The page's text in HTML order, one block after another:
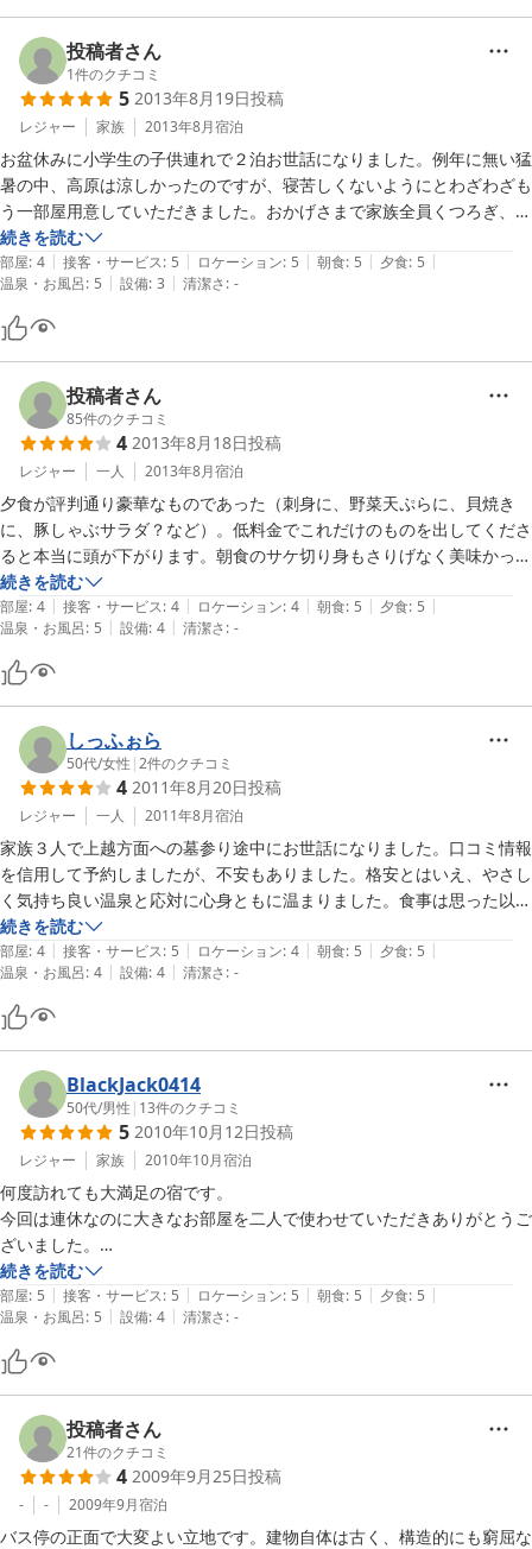
投稿者さん
1件のクチコミ
5 2013年8月19日投稿
レジャー 家族 2013年8月宿泊
お盆休みに小学生の子供連れで２泊お世話になりました。例年に無い猛
暑の中、高原は涼しかったのですが、寝苦しくないようにとわざわざも
う一部屋用意していただきました。おかげさまで家族全員くつろぎ、食
事も大変おいしくいただきました。
良い夏休みの思い出が作れました。ありがとうございました。
続きを読む
部屋: 4 | 接客・サービス: 5 | ロケーション: 5 | 朝食: 5 | 夕食: 5 |
温泉・お風呂: 5 | 設備: 3 | 清潔さ: -
投稿者さん
85件のクチコミ
4 2013年8月18日投稿
レジャー 一人 2013年8月宿泊
夕食が評判通り豪華なものであった（刺身に、野菜天ぷらに、貝焼き
に、豚しゃぶサラダ？など）。低料金でこれだけのものを出してくださ
ると本当に頭が下がります。朝食のサケ切り身もさりげなく美味かっ
た。ただ、椅子がパイプ椅子というのだけはいただけない思いだった。
続きを読む
部屋: 4 | 接客・サービス: 4 | ロケーション: 4 | 朝食: 5 | 夕食: 5 |
温泉・お風呂: 5 | 設備: 4 | 清潔さ: -
しっふぉら
50代/女性 |2件のクチコミ
4 2011年8月20日投稿
レジャー 一人 2011年8月宿泊
家族３人で上越方面への墓参り途中にお世話になりました。口コミ情報
を信用して予約しましたが、不安もありました。格安とはいえ、やさし
く気持ち良い温泉と応対に心身ともに温まりました。食事は思った以上
に良かったですし、薄めの味付けで美味しかったです。
続きを読む
部屋: 4 | 接客・サービス: 5 | ロケーション: 4 | 朝食: 5 | 夕食: 5 |
温泉・お風呂: 4 | 設備: 4 | 清潔さ: -
BlackJack0414
50代/男性 | 13件のクチコミ
5 2010年10月12日投稿
レジャー 家族 2010年10月宿泊
何度訪れても大満足の宿です。
今回は連休なのに大きなお部屋を二人で使わせていただきありがとうご
ざいました。
鈴鹿F-1を観たかったので　一つ目のテレビの映りがいまいちで、二台
目のテレビを使わせてもらいました。
ecoプランなのに　いつも美味しい料理と最高の温泉がたまりません。
家族的で湯治的な雰囲気が最高です。
続きを読む
部屋: 5 | 接客・サービス: 5 | ロケーション: 5 | 朝食: 5 | 夕食: 5 |
温泉・お風呂: 5 | 設備: 4 | 清潔さ: -
投稿者さん
21件のクチコミ
4 2009年9月25日投稿
- - 2009年9月宿泊
バス停の正面で大変よい立地です。建物自体は古く、構造的にも窮屈な